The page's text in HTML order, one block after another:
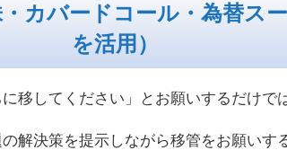
カバードコール・為替ス
を活用）
移してください」とお願いするだけで
解決策を提示しながら移管をお願いす